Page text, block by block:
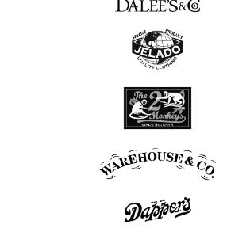
アウター
ベスト
Tシャツ
7分袖Tシャツ
ロンT
半袖シャツ
長袖シャツ
ポロシャツ
スウェット
ニット
パンツ
帽子
シューズ
グッズ
シューズ
アウター
パンツ
長袖シャツ
Tシャツ
7分袖Tシャツ
アロハシャツ
ボウリングシャツ